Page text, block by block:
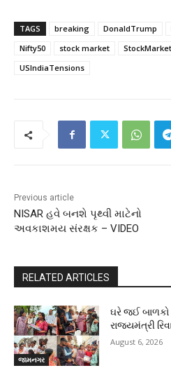
TAGS breaking DonaldTrump
Nifty50
stock market
USIndiaTensions
Previous article
NISAR હવે બનશે પૃથ્વી માટેનો
અવકાશમય સંરક્ષક – VIDEO
RELATED ARTICLES
જામનગર
ઘરે જઈ
રાજ્યમંત્રી
August 6, 2026